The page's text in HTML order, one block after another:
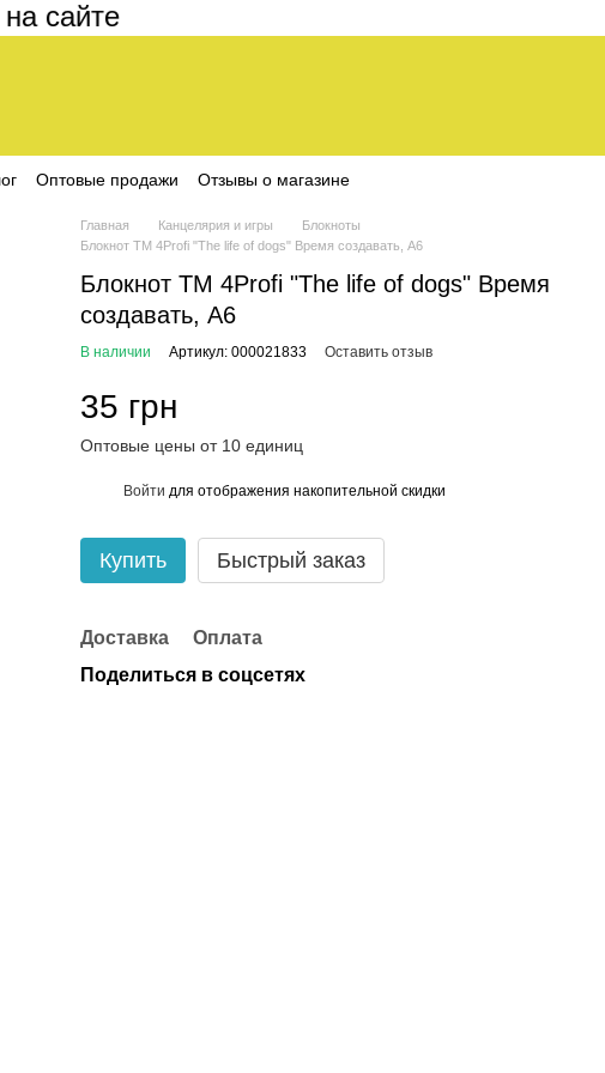
составляет 200 грн
Оптовые продажи
Отзывы о магазине
Главная Канцелярия и игры
Блокноты
Блокнот TM 4Profi "The life of dogs" Время создавать, А6
Блокнот TM 4Profi "The life of dogs" Время
создавать, А6
В наличии Артикул: 000021833 Оставить отзыв
35 грн
Оптовые цены от 10 единиц
Войти для отображения накопительной скидки
Купить Быстрый заказ
Доставка
Оплата
Поделиться в соцсетях